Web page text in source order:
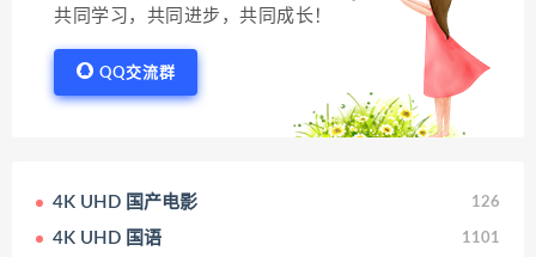
共同学习，共同进步，共同成长！
QQ交流群
4K UHD 国产电影 126
4K UHD 国语 1101